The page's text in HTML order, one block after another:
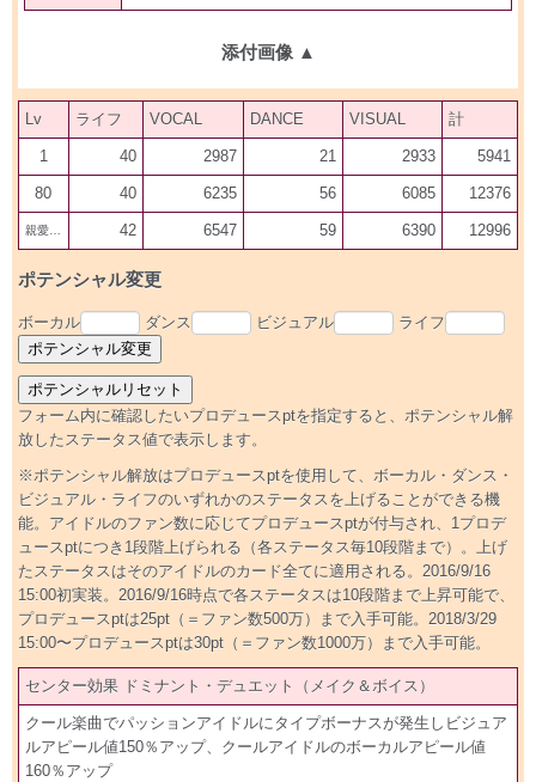
添付画像 ▲
Lv ライフ VOCAL DANCE VISUAL 計
1 40 2987 21 2933 5941
80 40 6235 56 6085 12376
親愛200 42 6547 59 6390 12996
ポテンシャル変更
ボーカル ダンス ビジュアル ライフ
フォーム内に確認したいプロデュースptを指定すると、ポテンシャル解
放したステータス値で表示します。
※ポテンシャル解放はプロデュースptを使用して、ボーカル・ダンス・
ビジュアル・ライフのいずれかのステータスを上げることができる機
能。アイドルのファン数に応じてプロデュースptが付与され、1プロデ
ュースptにつき1段階上げられる（各ステータス毎10段階まで）。上げ
たステータスはそのアイドルのカード全てに適用される。2016/9/16
15:00初実装。2016/9/16時点で各ステータスは10段階まで上昇可能で、
プロデュースptは25pt（＝ファン数500万）まで入手可能。2018/3/29
15:00〜プロデュースptは30pt（＝ファン数1000万）まで入手可能。
センター効果 ドミナント・デュエット（メイク＆ボイス）
クール楽曲でパッションアイドルにタイプボーナスが発生しビジュア
ルアピール値150％アップ、クールアイドルのボーカルアピール値
160％アップ